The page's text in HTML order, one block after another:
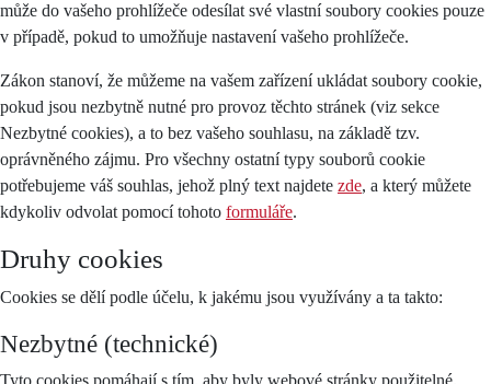
může do vašeho prohlížeče odesílat své vlastní soubory cookies pouze
v případě, pokud to umožňuje nastavení vašeho prohlížeče.
Zákon stanoví, že můžeme na vašem zařízení ukládat soubory cookie,
pokud jsou nezbytně nutné pro provoz těchto stránek (viz sekce
Nezbytné cookies), a to bez vašeho souhlasu, na základě tzv.
oprávněného zájmu. Pro všechny ostatní typy souborů cookie
potřebujeme váš souhlas, jehož plný text najdete zde, a který můžete
kdykoliv odvolat pomocí tohoto formuláře.
Druhy cookies
Cookies se dělí podle účelu, k jakému jsou využívány a ta takto:
Nezbytné (technické)